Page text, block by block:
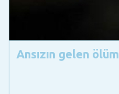
Ansızın gelen ölüm